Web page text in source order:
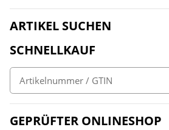
ARTIKEL SUCHEN
SCHNELLKAUF
GEPRÜFTER ONLINESHOP